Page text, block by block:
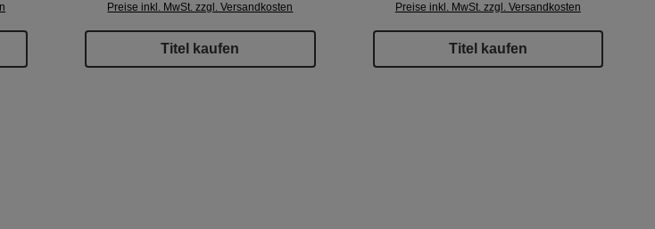
Preise inkl. MwSt. zzgl. Versandkosten
Titel kaufen
Preise inkl. MwSt. zzgl. Versandkosten
Titel kaufen